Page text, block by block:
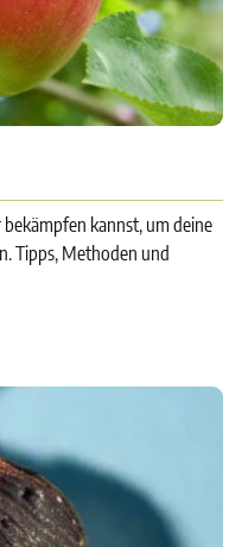
kannst, um deine
Tipps, Methoden und